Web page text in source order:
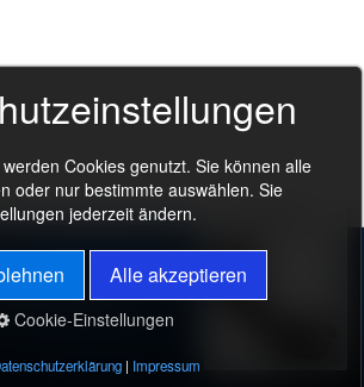
Impressum
AGB
Cookies genutzt. Sie können alle
oder nur bestimmte auswählen. Sie
jederzeit ändern.
Alle akzeptieren
Cookie-Einstellungen
| Impressum